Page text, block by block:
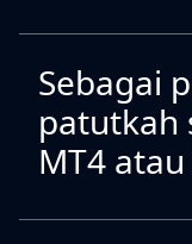
Sebagai
patutkah
MT4 atau